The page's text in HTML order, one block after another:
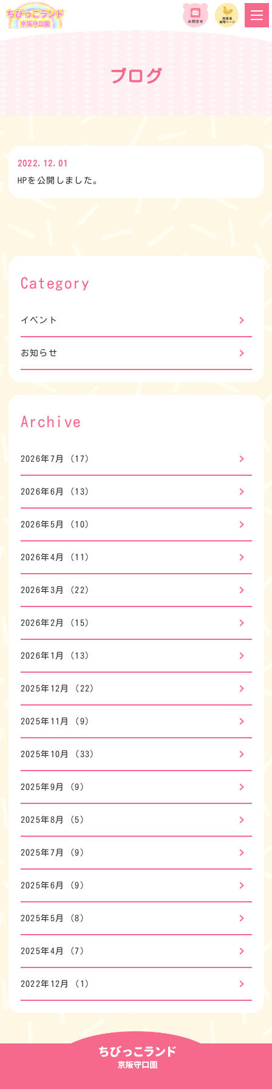
ブログ
2022.12.01
HPを公開しました。
Category
イベント
お知らせ
Archive
2026年7月 (17)
2026年6月 (13)
2026年5月 (10)
2026年4月 (11)
2026年3月 (22)
2026年2月 (15)
2026年1月 (13)
2025年12月 (22)
2025年11月 (9)
2025年10月 (33)
2025年9月 (9)
2025年8月 (5)
2025年7月 (9)
2025年6月 (9)
2025年5月 (8)
2025年4月 (7)
2022年12月 (1)